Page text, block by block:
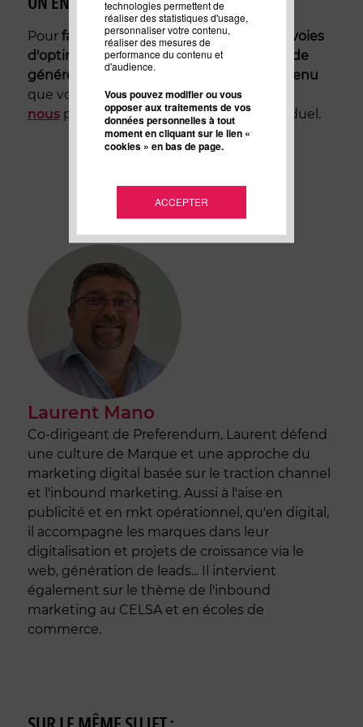
technologies permettent de
réaliser des statistiques d'usage,
personnaliser votre contenu,
réaliser des mesures de
performance du contenu et
d'audience.
Vous pouvez modifier ou vous
opposer aux traitements de vos
données personnelles à tout
moment en cliquant sur le lien «
cookies » en bas de page.
ACCEPTER
Pour faire le pointsur votrestratégie, les voies
d'optimisation de vos ventes, la manière de
générer des leads ou la stratégie de contenu
que vous avez mise en place,contactez-
nouspour convenir d'un entretien individuel.
Laurent Mano
Co-dirigeant de Preferendum, Laurent défend
une culture de Marque et une approche du
marketing digital basée sur le traction channel
et l'inbound marketing. Aussi à l'aise en
publicité et en mkt opérationnel, qu'en digital,
il accompagne les marques dans leur
digitalisation et projets de croissance via le
web, génération de leads... Il intervient
également sur le thème de l'inbound
marketing au CELSA et en écoles de
commerce.